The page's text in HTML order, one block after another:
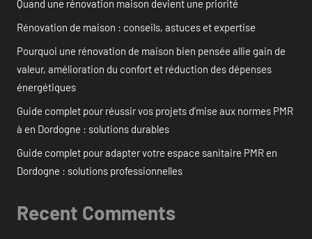
Quand une rénovation maison devient une priorité
Rénovation de maison : conseils, astuces et expertise
Pourquoi une rénovation de maison bien pensée allie gain de
valeur, amélioration du confort et réduction des dépenses
énergétiques
Guide complet pour réussir vos projets d’mise aux normes PMR
à en Dordogne : solutions durables
Guide complet pour adapter votre espace sanitaire PMR en
Dordogne : solutions professionnelles
Recent Comments